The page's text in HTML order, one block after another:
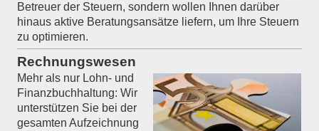
Betreuer der Steuern, sondern wollen Ihnen darüber
hinaus aktive Beratungsansätze liefern, um Ihre Steuern
zu optimieren.
Rechnungswesen
Mehr als nur Lohn- und
Finanzbuchhaltung: Wir
unterstützen Sie bei der
gesamten Aufzeichnung